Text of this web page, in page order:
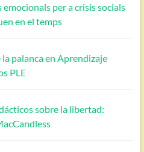
emocionals per a crisis socials
en el temps
palanca en Aprendizaje
PLE
sobre la libertad: